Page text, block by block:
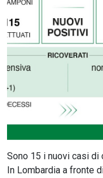
Sono 15 i nuovi casi di
In Lombardia a fronte